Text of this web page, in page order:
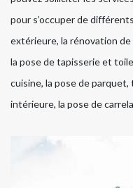
pour s’occuper de
extérieure, la rénovation de
la pose de tapisserie et
cuisine, la pose de
intérieure, la pose de